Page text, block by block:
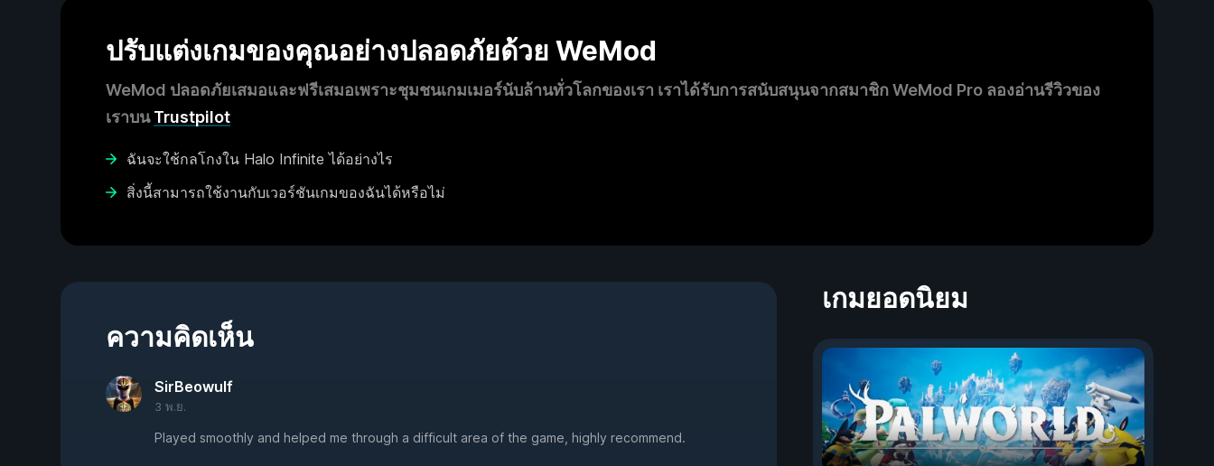
ปรับแต่งเกมของคุณอย่างปลอดภัยด้วย WeMod
WeMod ปลอดภัยเสมอและฟรีเสมอเพราะชุมชนเกมเมอร์นับล้านทั่วโลกของเรา เราได้รับการสนับสนุนจากสมาชิก WeMod Pro ลองอ่านรีวิวของ
เราบนTrustpilot
ฉันจะใช้กลโกงใน Halo Infinite ได้อย่างไร
สิ่งนี้สามารถใช้งานกับเวอร์ชันเกมของฉันได้หรือไม่
ความคิดเห็น
SirBeowulf
3 พ.ย.
Played smoothly and helped me through a difficult area of the game, highly recommend.
เกมยอดนิยม